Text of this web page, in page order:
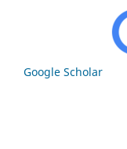
Google Scholar